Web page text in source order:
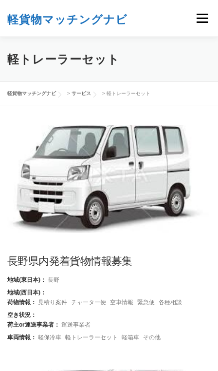
軽貨物マッチングナビ メニュー
軽貨物マッチングナビの使い方
ユーザー登録 ログイン お問い合わせ
軽トレーラーセット
軽貨物マッチングナビ > サービス > 軽トレーラーセット
長野県内発着貨物情報募集
地域(東日本)： 長野
地域(西日本)：
荷物情報：
見積り案件 チャーター便 空車情報 緊急便
各種相談
空き状況：
荷主or運送事業者： 運送事業者
車両情報： 軽保冷車 軽トレーラーセット 軽箱車 その他